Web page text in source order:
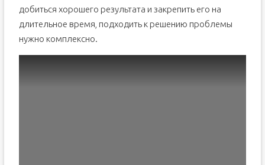
добиться хорошего результата и закрепить его на
длительное время, подходить к решению проблемы
нужно комплексно.